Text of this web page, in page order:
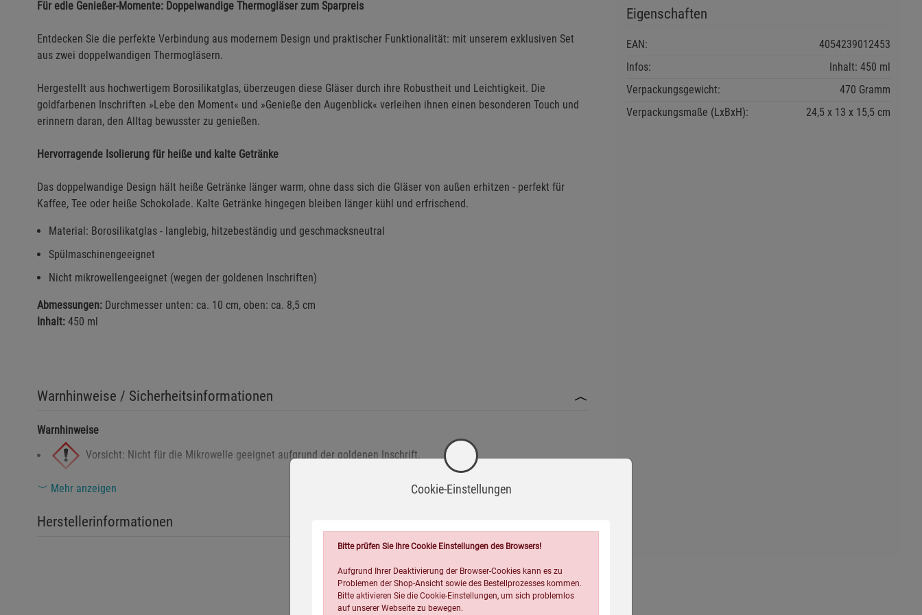
Für edle Genießer-Momente: Doppelwandige Thermogläser zum Sparpreis
Entdecken Sie die perfekte Verbindung aus modernem Design und praktischer Funktionalität: mit unserem exklusiven Set
aus zwei doppelwandigen Thermogläsern.
Hergestellt aus hochwertigem Borosilikatglas, überzeugen diese Gläser durch ihre Robustheit und Leichtigkeit. Die
goldfarbenen Inschriften »Lebe den Moment« und »Genieße den Augenblick« verleihen ihnen einen besonderen Touch und
erinnern daran, den Alltag bewusster zu genießen.
Hervorragende Isolierung für heiße und kalte Getränke
Das doppelwandige Design hält heiße Getränke länger warm, ohne dass sich die Gläser von außen erhitzen - perfekt für
Kaffee, Tee oder heiße Schokolade. Kalte Getränke hingegen bleiben länger kühl und erfrischend.
Material: Borosilikatglas - langlebig, hitzebeständig und geschmacksneutral
Spülmaschinengeeignet
Nicht mikrowellengeeignet (wegen der goldenen Inschriften)
Abmessungen: Durchmesser unten: ca. 10 cm, oben: ca. 8,5 cm
Inhalt: 450 ml
Warnhinweise / Sicherheitsinformationen
Warnhinweise
Vorsicht: Nicht für die Mikrowelle geeignet aufgrund der goldenen Inschrift.
Achtung: Bei Bruch besteht Verletzungsgefahr durch scharfe Kanten.
Mit heißem Inhalt vorsichtig umgehen, um Verbrühungen zu vermeiden.
Mehr anzeigen
Herstellerinformationen
Eigenschaften
EAN:
4054239012453
Infos:
Inhalt: 450 ml
Verpackungsgewicht:
470 Gramm
Verpackungsmaße (LxBxH):
24,5 13 15,5 cm
Passend dazu
Cookie-Einstellungen
Bitte prüfen Sie Ihre Cookie Einstellungen des Browsers!
Aufgrund Ihrer Deaktivierung der Browser-Cookies kann es zu
Problemen der Shop-Ansicht sowie des Bestellprozesses kommen.
Bitte aktivieren Sie die Cookie-Einstellungen, um sich problemlos
auf unserer Webseite zu bewegen.